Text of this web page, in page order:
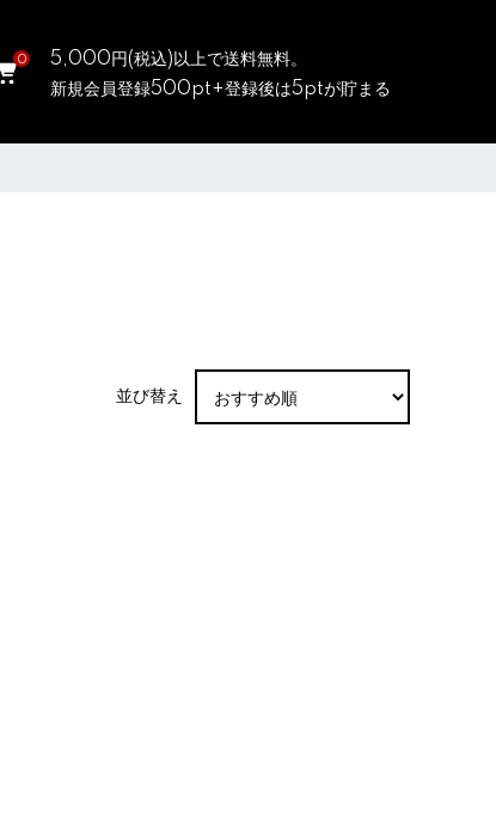
0
5,000円(税込)以上で送料無料。
新規会員登録500pt+登録後は5ptが貯まる
並び替え